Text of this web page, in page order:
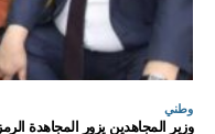
وطني
وزير المجاهدين يزور المجاهدة